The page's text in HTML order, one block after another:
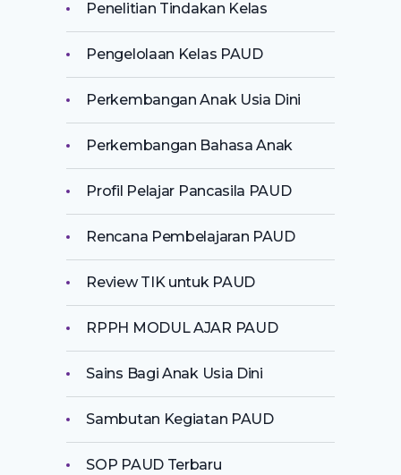
Penelitian Tindakan Kelas
Pengelolaan Kelas PAUD
Perkembangan Anak Usia Dini
Perkembangan Bahasa Anak
Profil Pelajar Pancasila PAUD
Rencana Pembelajaran PAUD
Review TIK untuk PAUD
RPPH MODUL AJAR PAUD
Sains Bagi Anak Usia Dini
Sambutan Kegiatan PAUD
SOP PAUD Terbaru